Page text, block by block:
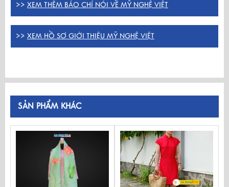
>> XEM THÊM BÁO CHÍ NÓI VỀ MỸ NGHỆ VIỆT
>> XEM HỒ SƠ GIỚI THIỆU MỸ NGHỆ VIỆT
SẢN PHẨM KHÁC